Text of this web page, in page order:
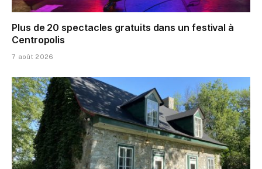
Plus de 20 spectacles gratuits dans un festival à
Centropolis
7 août 2026